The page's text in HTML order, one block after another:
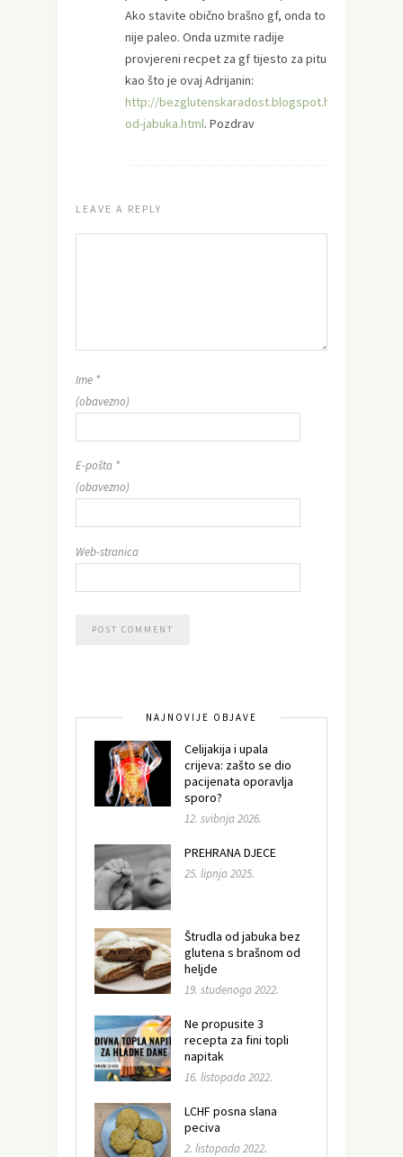
Ako stavite obično brašno gf, onda to
nije paleo. Onda uzmite radije
provjereni recpet za gf tijesto za pitu
kao što je ovaj Adrijanin:
http://bezglutenskaradost.blogspot.hr/2015/04/
od-jabuka.html. Pozdrav
LEAVE A REPLY
Ime *
(obavezno)
E-pošta *
(obavezno)
Web-stranica
NAJNOVIJE OBJAVE
Celijakija i upala
crijeva: zašto se dio
pacijenata oporavlja
sporo?
12. svibnja 2026.
PREHRANA DJECE
25. lipnja 2025.
Štrudla od jabuka bez
glutena s brašnom od
heljde
19. studenoga 2022.
Ne propusite 3
recepta za fini topli
napitak
16. listopada 2022.
LCHF posna slana
peciva
2. listopada 2022.